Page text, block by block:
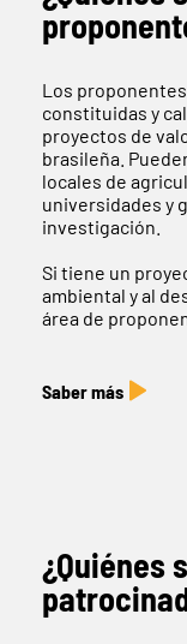
Los
constituidas y
proyectos de
brasileña.
locales de
universidades y
investigación.
Si tiene un
ambiental y al
área de
Saber más
¿Quiénes